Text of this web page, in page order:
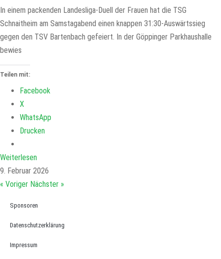
In einem packenden Landesliga-Duell der Frauen hat die TSG
Schnaitheim am Samstagabend einen knappen 31:30-Auswärtssieg
gegen den TSV Bartenbach gefeiert. In der Göppinger Parkhaushalle
bewies
Teilen mit:
Facebook
X
WhatsApp
Drucken
Weiterlesen
9. Februar 2026
« Voriger Nächster »
Sponsoren
Datenschutzerklärung
Impressum